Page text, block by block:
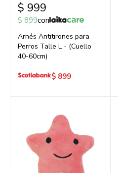
$ 999
$ 899con
Arnés Antitirones para
Perros Talle L - (Cuello
40-60cm)
$ 899